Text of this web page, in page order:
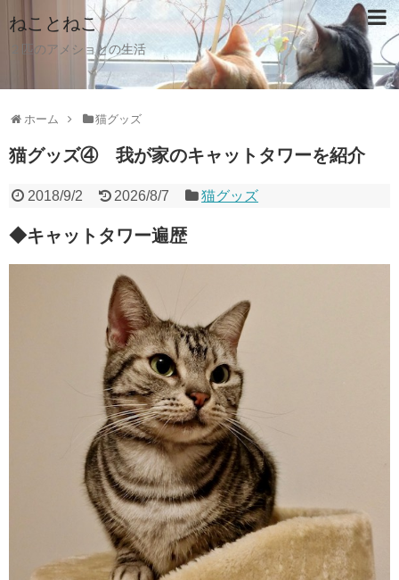
ねことねこ
２匹のアメショとの生活
ホーム 猫グッズ
猫グッズ④ 我が家のキャットタワーを紹介
2018/9/2 2026/8/7 猫グッズ
◆キャットタワー遍歴